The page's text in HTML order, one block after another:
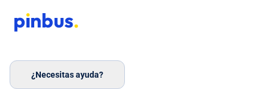
¿Necesitas ayuda?